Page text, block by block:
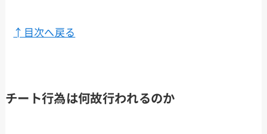
↑目次へ戻る
チート行為は何故行われるのか